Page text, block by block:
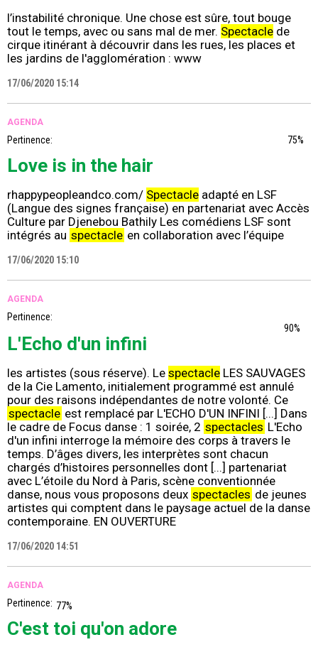
l’instabilité chronique. Une chose est sûre, tout bouge
tout le temps, avec ou sans mal de mer. Spectacle de
cirque itinérant à découvrir dans les rues, les places et
les jardins de l'agglomération : www
17/06/2020 15:14
AGENDA
Pertinence: 75%
Love is in the hair
rhappypeopleandco.com/ Spectacle adapté en LSF
(Langue des signes française) en partenariat avec Accès
Culture par Djenebou Bathily Les comédiens LSF sont
intégrés au spectacle en collaboration avec l’équipe
17/06/2020 15:10
AGENDA
Pertinence:
90%
L'Echo d'un infini
les artistes (sous réserve). Le spectacle LES SAUVAGES
de la Cie Lamento, initialement programmé est annulé
pour des raisons indépendantes de notre volonté. Ce
spectacle est remplacé par L'ECHO D'UN INFINI [...] Dans
le cadre de Focus danse : 1 soirée, 2 spectacles L'Echo
d'un infini interroge la mémoire des corps à travers le
temps. D’âges divers, les interprètes sont chacun
chargés d’histoires personnelles dont [...] partenariat
avec L’étoile du Nord à Paris, scène conventionnée
danse, nous vous proposons deux spectacles de jeunes
artistes qui comptent dans le paysage actuel de la danse
contemporaine. EN OUVERTURE
17/06/2020 14:51
AGENDA
Pertinence: 77%
C'est toi qu'on adore